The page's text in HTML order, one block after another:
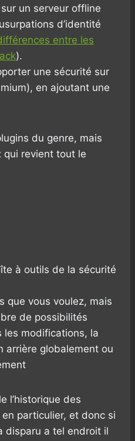
un serveur offline
d’identité
entre les
).
une sécurité sur
en ajoutant une
du genre, mais
qui revient tout le
à outils de la sécurité
que vous voulez, mais
de possibilités
les modifications, la
arrière globalement ou
l’historique des
particulier, et donc si
disparu a tel endroit il